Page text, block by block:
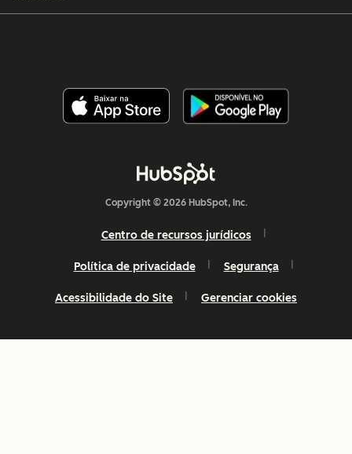
Copyright © 2026 HubSpot, Inc.
Centro de recursos jurídicos
Política de privacidade Segurança
Acessibilidade do Site Gerenciar cookies